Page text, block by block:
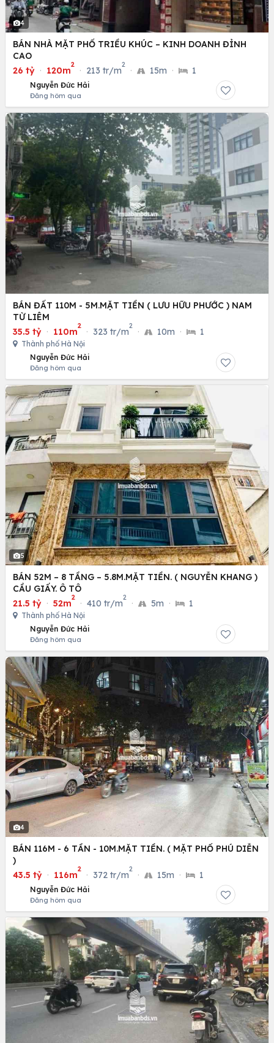
4
BÁN NHÀ MẶT PHỐ TRIỀU KHÚC – KINH DOANH ĐỈNH
CAO
26 tỷ · 120m
2
· 213 tr/m
2
· 15m · 1
Nguyễn Đức Hải
Đăng hôm qua
BÁN ĐẤT 110M - 5M.MẶT TIỀN ( LƯU HỮU PHƯỚC ) NAM
TỪ LIÊM
35.5 tỷ · 110m
2
· 323 tr/m
2
· 10m · 1
Thành phố Hà Nội
Nguyễn Đức Hải
Đăng hôm qua
5
BÁN 52M – 8 TẦNG – 5.8M.MẶT TIỀN. ( NGUYỄN KHANG )
CẦU GIẤY. Ô TÔ
21.5 tỷ · 52m
2
· 410 tr/m
2
· 5m · 1
Thành phố Hà Nội
Nguyễn Đức Hải
Đăng hôm qua
4
BÁN 116M - 6 TẦN - 10M.MẶT TIỀN. ( MẶT PHỐ PHÚ DIỄN
)
43.5 tỷ · 116m
2
· 372 tr/m
2
· 15m · 1
Nguyễn Đức Hải
Đăng hôm qua